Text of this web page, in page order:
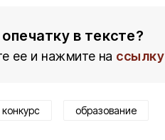
в тексте?
ее и нажмите на ссылку
конкурс образование